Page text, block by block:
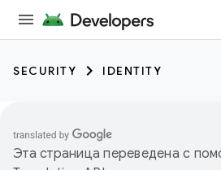
SECURITY IDENTITY
Эта страница переведена с